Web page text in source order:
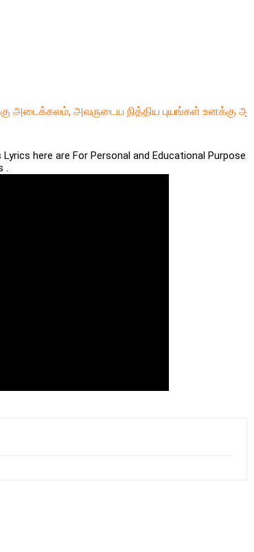
அவருடைய நித்திய புயங்கள் உனக்கு
here are For Personal and Educational Purpose
.